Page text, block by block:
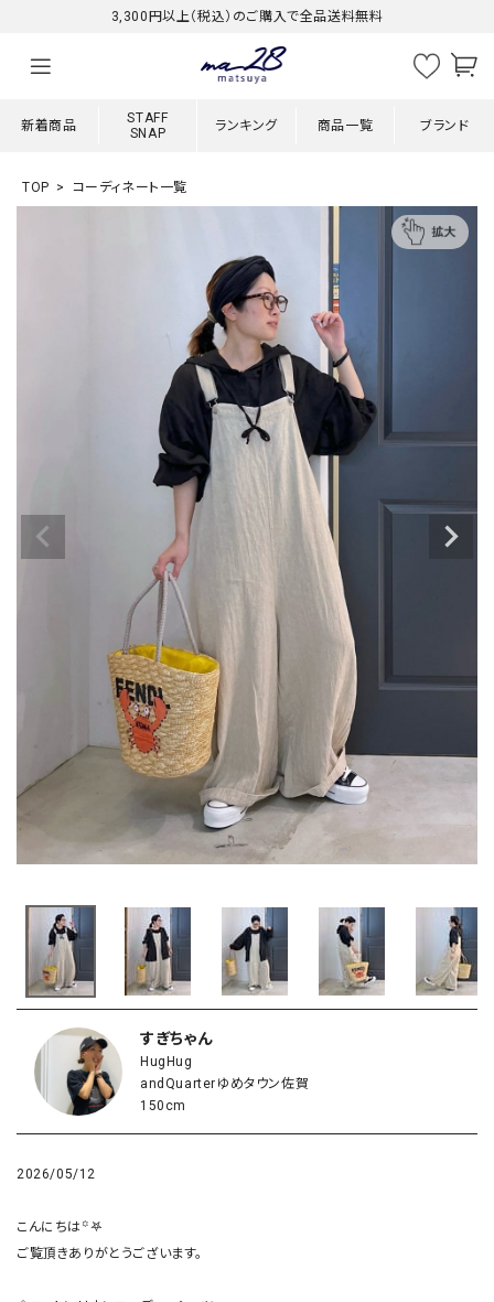
3,300円以上（税込）のご購入で全品送料無料
新着商品
STAFF
SNAP
ランキング 商品一覧 ブランド
TOP コーディネート一覧
すぎちゃん
HugHug
andQuarterゆめタウン佐賀
150cm
2026/05/12
こんにちは꙳𖤐
ご覧頂きありがとうございます。